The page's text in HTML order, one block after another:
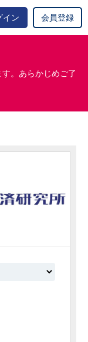
イン 会員登録
。あらかじめご了